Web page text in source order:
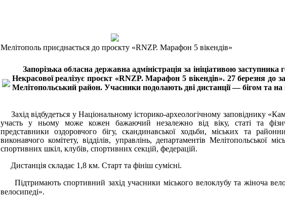
Мелітополь приєднається до проєкту «RNZP. Марафон 5 вікендів»
Запорізька обласна державна адміністрація за ініціативою
Некрасової реалізує проєкт «RNZP. Марафон 5 вікендів». 27 березня до
Мелітопольський район. Учасники подолають дві дистанції — бігом та на
Захід відбудеться у Національному історико-археологічному заповіднику
участь у ньому може кожен бажаючий незалежно від віку, статі та
представники оздоровчого бігу, скандинавської ходьби, міських та
виконавчого комітету, відділів, управлінь, департаментів Мелітопольської
спортивних шкіл, клубів, спортивних секцій, федерацій.
Дистанція складає 1,8 км. Старт та фініш сумісні.
Підтримають спортивний захід учасники міського велоклубу та жіноча
велосипеді».